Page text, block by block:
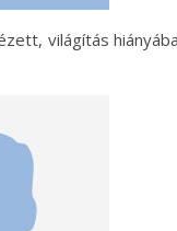
világítás